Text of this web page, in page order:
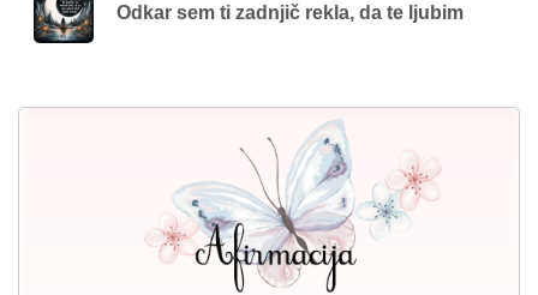
Odkar sem ti zadnjič rekla, da te ljubim